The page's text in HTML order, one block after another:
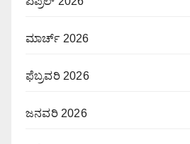
ಮಾರ್ಚ್ 2026
ಫೆಬ್ರವರಿ 2026
ಜನವರಿ 2026